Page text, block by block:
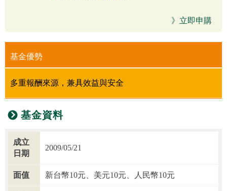
》立即申購
基金優勢
多重報酬來源，兼具效益與安全
基金資料
成立
日期
2009/05/21
面值 新台幣10元、美元10元、人民幣10元